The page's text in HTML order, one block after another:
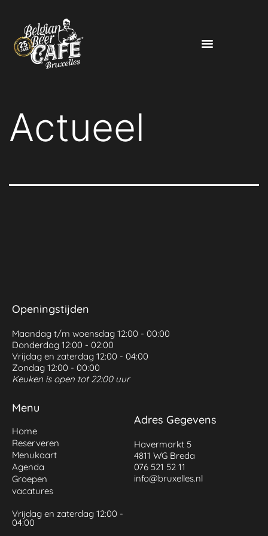
Actueel
Openingstijden
Maandag t/m woensdag 12:00 - 00:00
Donderdag 12:00 - 02:00
Vrijdag en zaterdag 12:00 - 04:00
Zondag 12:00 - 00:00
Keuken is open tot 22:00 uur
Menu
Home
Reserveren
Menukaart
Agenda
Groepen
vacatures
Vrijdag en zaterdag 12:00 -
04:00
Adres Gegevens
Havermarkt 5
4811 WG Breda
076 521 52 11
info@bruxelles.nl